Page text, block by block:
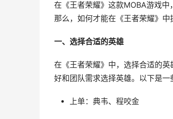
在《王者荣耀》这款MOBA游戏中
那么，如何才能在《王者荣耀》中
一、选择合适的英雄
在《王者荣耀》中，选择合适的
好和团队需求选择英雄。以下是一
上单：典韦、程咬金